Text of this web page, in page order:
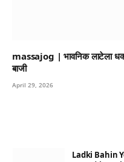
massajog | भावनिक लाटेला
बाजी
April 29, 2026
Ladki Bahin